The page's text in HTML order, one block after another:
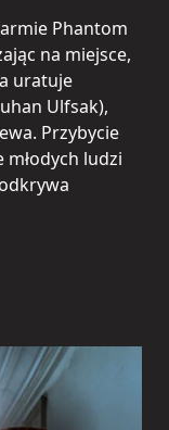
Phantom
na miejsce,
uratuje
Ulfsak),
Przybycie
ludzi